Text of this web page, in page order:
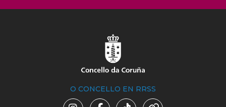
O CONCELLO EN RRSS